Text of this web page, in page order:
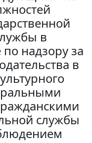
в
надзору за
в
службы